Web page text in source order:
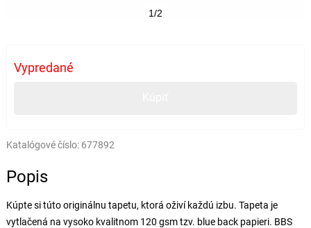
1/2
Vypredané
Katalógové číslo: 677892
Popis
Kúpte si túto originálnu tapetu, ktorá oživí každú izbu. Tapeta je
vytlačená na vysoko kvalitnom 120 gsm tzv. blue back papieri. BBS